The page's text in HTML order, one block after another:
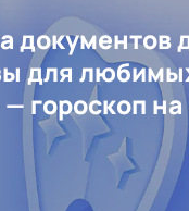
документов
для
гороскоп на